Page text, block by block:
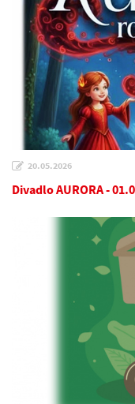
20.05.2026
Divadlo AURORA -